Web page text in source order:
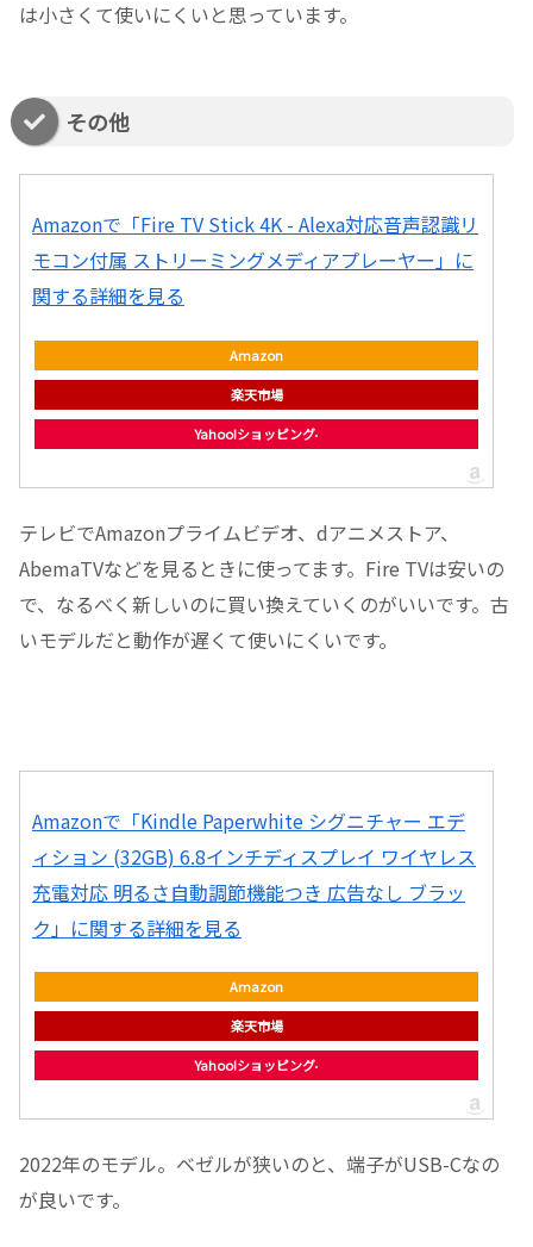
は小さくて使いにくいと思っています。
その他
Amazonで「Fire TV Stick 4K - Alexa対応音声認識リ
モコン付属 ストリーミングメディアプレーヤー」に
関する詳細を見る
Amazon
楽天市場
Yahoo!ショッピング
テレビでAmazonプライムビデオ、dアニメストア、
AbemaTVなどを見るときに使ってます。Fire TVは安いの
で、なるべく新しいのに買い換えていくのがいいです。古
いモデルだと動作が遅くて使いにくいです。
Amazonで「Kindle Paperwhite シグニチャー エデ
ィション (32GB) 6.8インチディスプレイ ワイヤレス
充電対応 明るさ自動調節機能つき 広告なし ブラッ
ク」に関する詳細を見る
Amazon
楽天市場
Yahoo!ショッピング
2022年のモデル。ベゼルが狭いのと、端子がUSB-Cなの
が良いです。